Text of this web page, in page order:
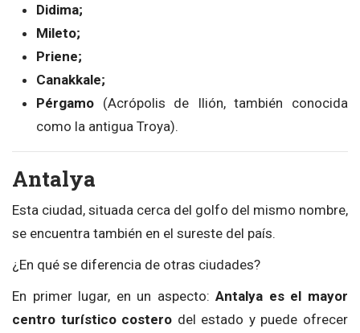
Didima;
Mileto;
Priene;
Canakkale;
Pérgamo (Acrópolis de Ilión, también conocida
como la antigua Troya).
Antalya
Esta ciudad, situada cerca del golfo del mismo nombre,
se encuentra también en el sureste del país.
¿En qué se diferencia de otras ciudades?
En primer lugar, en un aspecto:Antalya es el mayor
centro turístico costero del estado y puede ofrecer